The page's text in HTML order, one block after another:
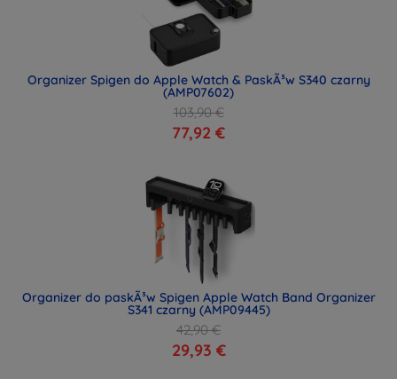
Organizer Spigen do Apple Watch & PaskÃ³w S340 czarny
(AMP07602)
103,90 €
77,92 €
Organizer do paskÃ³w Spigen Apple Watch Band Organizer
S341 czarny (AMP09445)
42,90 €
29,93 €